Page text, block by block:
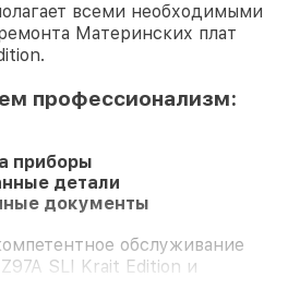
всеми необходимыми
Материнских плат
профессионализм:
приборы
детали
документы
обслуживание
SLI Krait Edition и